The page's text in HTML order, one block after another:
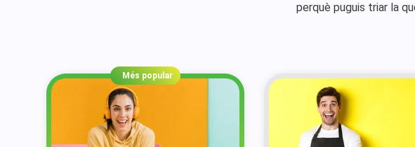
perquè puguis triar la
Més popular